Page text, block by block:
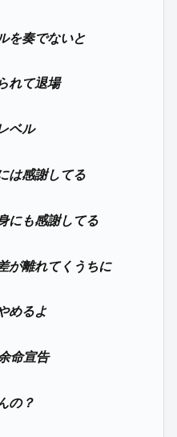
を奏でないと
れて退場
ベル
は感謝してる
にも感謝してる
が離れてくうちに
めるよ
命宣告
の？